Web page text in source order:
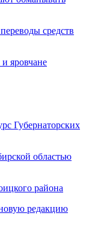
средств
яровчане
Губернаторских
областью
района
редакцию